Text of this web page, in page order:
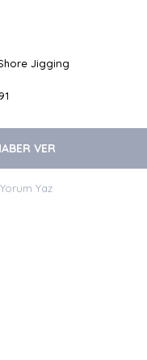
Jigging
VER
Yorum Yaz